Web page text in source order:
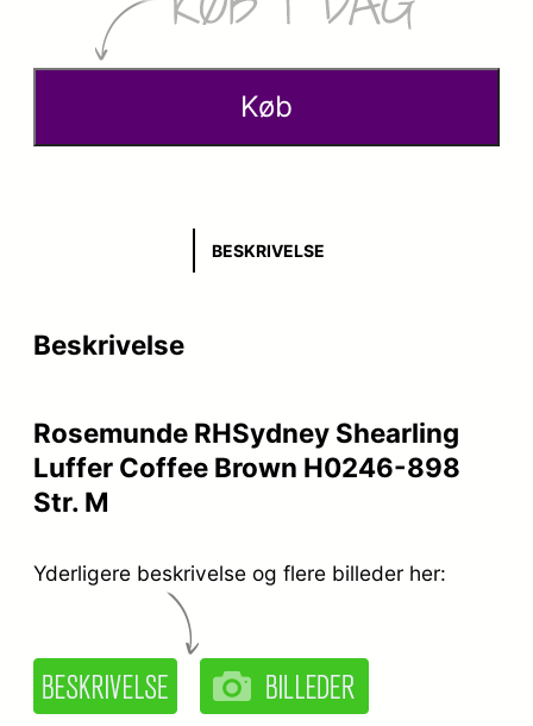
Køb
BESKRIVELSE
Beskrivelse
Rosemunde RHSydney Shearling
Luffer Coffee Brown H0246-898
Str. M
Yderligere beskrivelse og flere billeder her: